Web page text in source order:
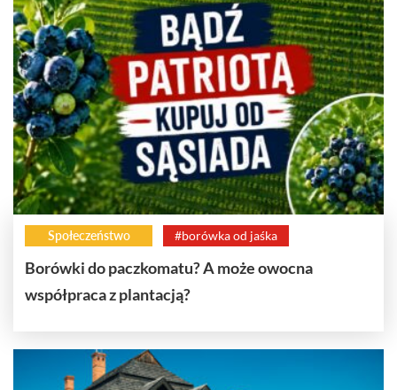
Społeczeństwo #borówka od jaśka
Borówki do paczkomatu? A może owocna
współpraca z plantacją?